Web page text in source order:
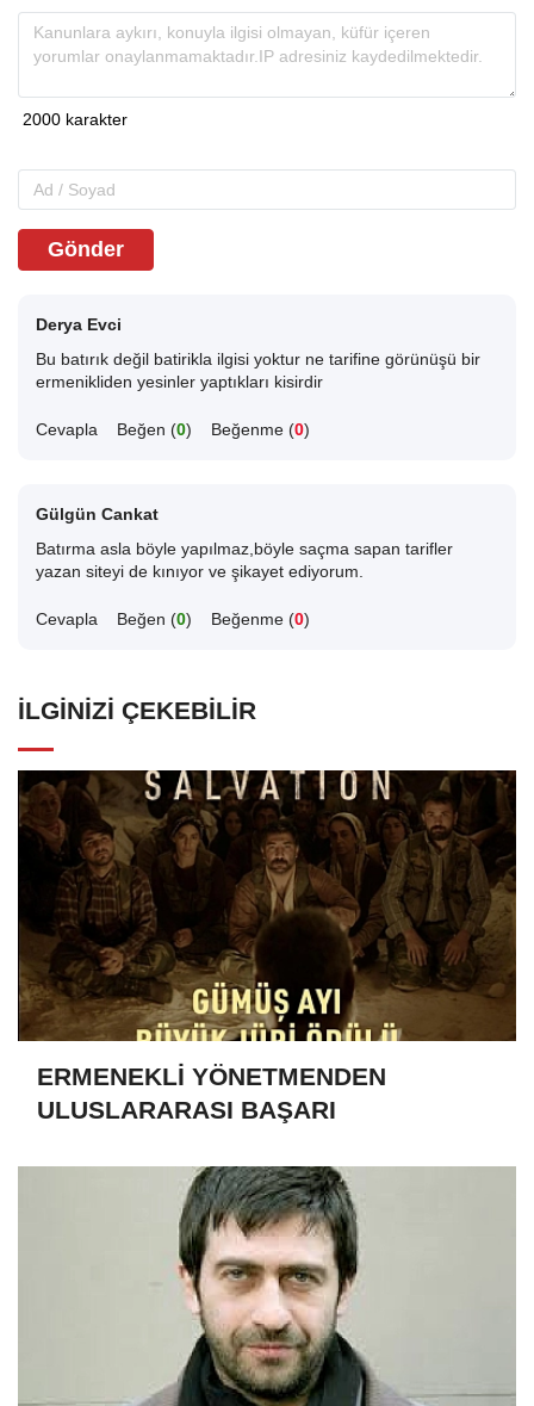
Gönder
Derya Evci
Bu batırık değil batirikla ilgisi yoktur ne tarifine görünüşü bir
ermenikliden yesinler yaptıkları kisirdir
Cevapla Beğen (0) Beğenme (0)
Gülgün Cankat
Batırma asla böyle yapılmaz,böyle saçma sapan tarifler
yazan siteyi de kınıyor ve şikayet ediyorum.
Cevapla Beğen (0) Beğenme (0)
İLGINIZI ÇEKEBILIR
ERMENEKLİ YÖNETMENDEN
ULUSLARARASI BAŞARI